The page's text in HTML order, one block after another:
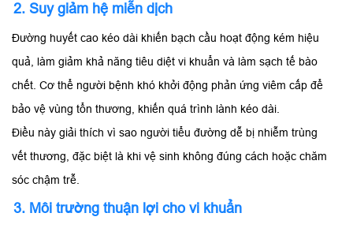
2. Suy giảm hệ miễn dịch
Đường huyết cao kéo dài khiến bạch cầu hoạt động kém hiệu
quả, làm giảm khả năng tiêu diệt vi khuẩn và làm sạch tế bào
chết. Cơ thể người bệnh khó khởi động phản ứng viêm cấp để
bảo vệ vùng tổn thương, khiến quá trình lành kéo dài.
Điều này giải thích vì sao người tiểu đường dễ bị nhiễm trùng
vết thương, đặc biệt là khi vệ sinh không đúng cách hoặc chăm
sóc chậm trễ.
3. Môi trường thuận lợi cho vi khuẩn